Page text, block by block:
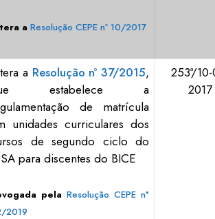
a Resolução CEPE nº 10/2017
a Resolução nº 37/2015,
estabelece a
de matrícula
unidades curriculares dos
de segundo ciclo do
para discentes do BICE
pela Resolução CEPE n°
2019
253ª/
2017